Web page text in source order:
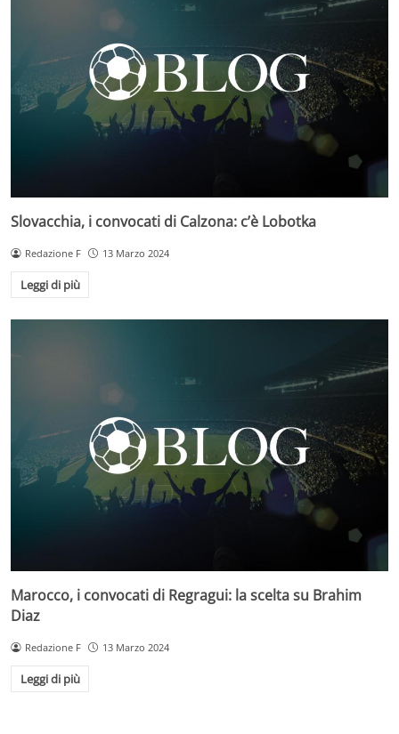
Slovacchia, i convocati di Calzona: c’è Lobotka
Redazione F 13 Marzo 2024
Leggi di più
Marocco, i convocati di Regragui: la scelta su Brahim
Diaz
Redazione F 13 Marzo 2024
Leggi di più